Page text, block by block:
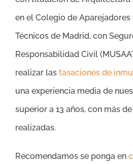
en el Colegio de
Técnicos de Madrid, con
Responsabilidad Civil
realizar las tasaciones de
una experiencia media de
superior a 13 años, con más
realizadas.
Recomendamos se ponga en